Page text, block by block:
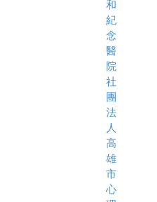
和
紀
念
醫
院
社
團
法
人
高
雄
市
心